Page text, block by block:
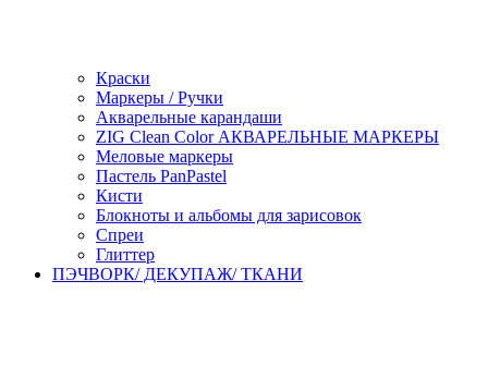
Краски
Маркеры / Ручки
Акварельные карандаши
ZIG Clean Color АКВАРЕЛЬНЫЕ МАРКЕРЫ
Меловые маркеры
Пастель PanPastel
Кисти
Блокноты и альбомы для зарисовок
Спреи
Глиттер
ПЭЧВОРК/ ДЕКУПАЖ/ ТКАНИ